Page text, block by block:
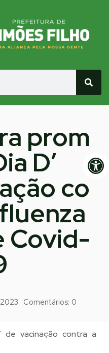
prom
D’
co
Covid-
Comentários: 0
de vacinação contra a